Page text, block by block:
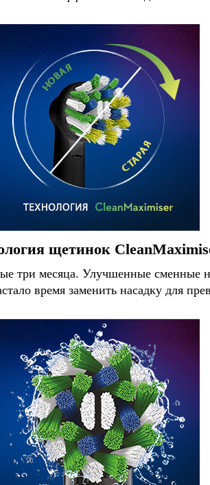
щетинок
три месяца. Улучшенные
время заменить насадку для